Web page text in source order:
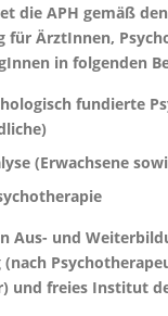
die APH gemäß
für ÄrztInnen,
in folgenden
fundierte
(Erwachsene
Aus- und
und freies Institut